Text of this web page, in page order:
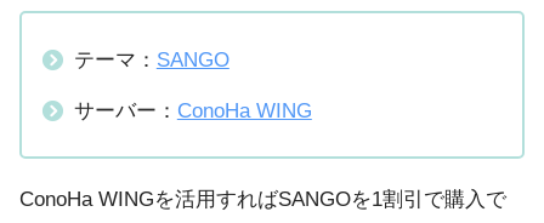
テーマ： SANGO
サーバー： ConoHa WING
ConoHa WINGを活用すればSANGOを1割引で購入で